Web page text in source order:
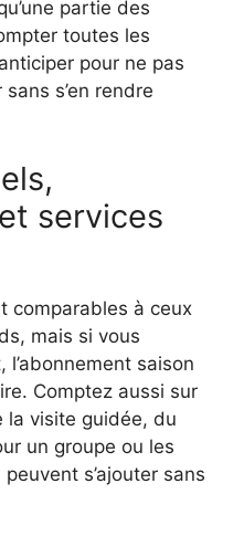
partie des
toutes les
pour ne pas
s’en rendre
services
comparables à ceux
mais si vous
saison
Comptez aussi sur
la visite guidée, du
un groupe ou les
s’ajouter sans